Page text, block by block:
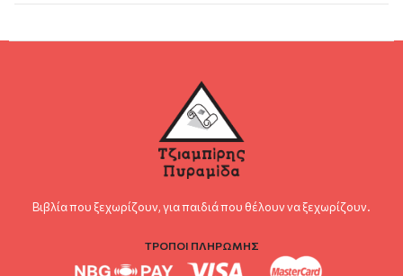
Βιβλία που ξεχωρίζουν, για παιδιά που θέλουν να ξεχωρίζουν.
ΤΡΟΠΟΙ ΠΛΗΡΩΜΗΣ